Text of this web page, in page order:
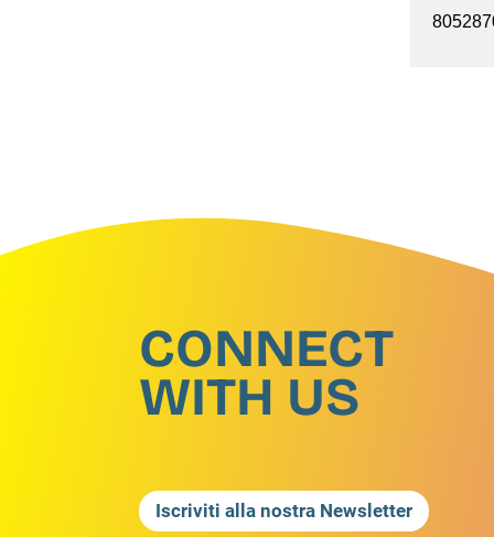
CONNECT
WITH US
Iscriviti alla nostra Newsletter